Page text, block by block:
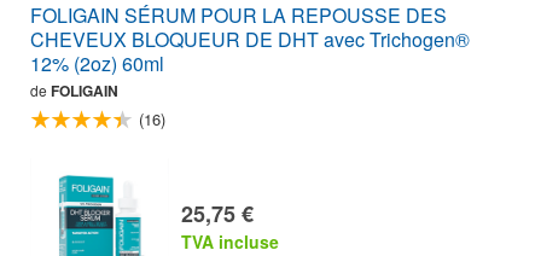
FOLIGAIN SÉRUM POUR LA REPOUSSE DES
CHEVEUX BLOQUEUR DE DHT avec Trichogen®
12% (2oz) 60ml
de FOLIGAIN
(16)
25,75 €
TVA incluse